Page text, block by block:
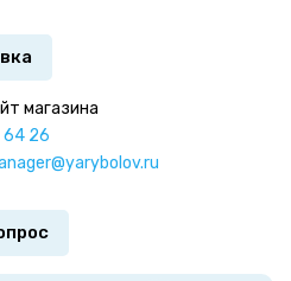
магазина
26